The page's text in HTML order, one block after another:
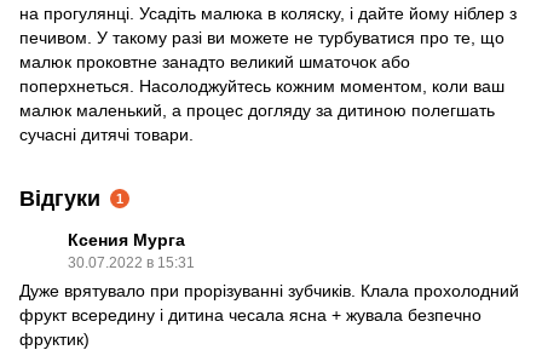
на прогулянці. Усадіть малюка в коляску, і дайте йому ніблер з
печивом. У такому разі ви можете не турбуватися про те, що
малюк проковтне занадто великий шматочок або
поперхнеться. Насолоджуйтесь кожним моментом, коли ваш
малюк маленький, а процес догляду за дитиною полегшать
сучасні дитячі товари.
Відгуки 1
Ксения Мурга
30.07.2022 в 15:31
Дуже врятувало при прорізуванні зубчиків. Клала прохолодний
фрукт всередину і дитина чесала ясна + жувала безпечно
фруктик)